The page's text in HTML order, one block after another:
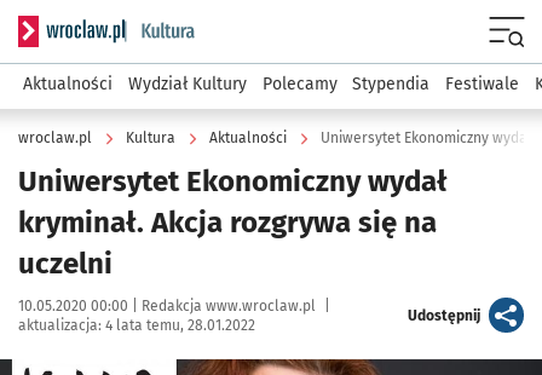
Serwis informacyjny wroclaw.pl podserwis: Kultura
Aktualności Wydział Kultury Polecamy Stypendia Festiwale
wroclaw.pl Kultura Aktualności Uniwersytet Ekonomiczny wydał
Uniwersytet Ekonomiczny wydał
kryminał. Akcja rozgrywa się na
uczelni
Data publikacji:
10.05.2020 00:00 | Autor:
Redakcja www.wroclaw.pl
aktualizacja: 4 lata temu, 28.01.2022
Udostępnijartykuł